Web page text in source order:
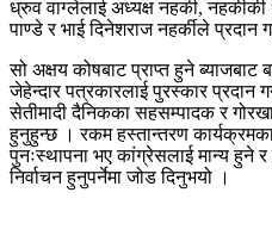
ध्रुव वाग्लेलाई अध्यक्ष नहर्की, नहर्कीकी
पाण्डे र भाई दिनेशराज नहर्कीले प्रदान
सो अक्षय कोषबाट प्राप्त हुने ब्याजबाट
जेहेन्दार पत्रकारलाई पुरस्कार प्रदान
सेतीमादी दैनिकका सहसम्पादक र
हुनुहुन्छ । रकम हस्तान्तरण
पुनःस्थापना भए कांग्रेसलाई मान्य हुने र
निर्वाचन हुनुपर्नेमा जोड दिनुभयो ।